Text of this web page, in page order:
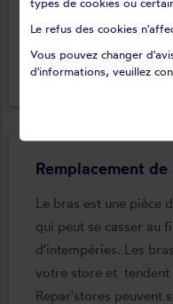
remplacement de ce
Remplacement
Le bras est une pièce
qui peut se casser au
d'intempéries. Les
votre store et tendent
Repar'stores peuvent
Le refus des cookies
Vous pouvez changer
d'informations, veuillez